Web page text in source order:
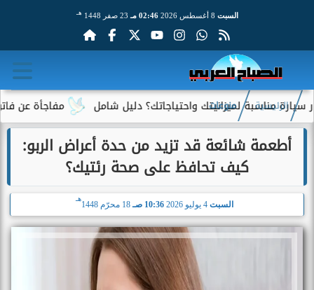
السبت 02:46 مـ 23 صفر 1448 هـ
مفاجأة عن فاتورة لميزانيتك واحتياجاتك؟ دليل شامل
الرئيسية منوعات
أطعمة شائعة قد تزيد من حدة أعراض الربو:
كيف تحافظ على صحة رئتيك؟
السبت 4 يوليو 2026 10:36 صـ 18 محرّم 1448
هـ